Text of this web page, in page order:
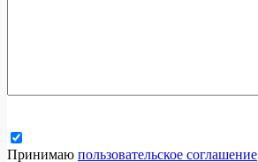
Принимаю пользовательское соглашение